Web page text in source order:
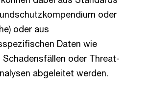
oder
oder aus
Daten wie
Schadensfällen oder Threat-
abgeleitet werden.